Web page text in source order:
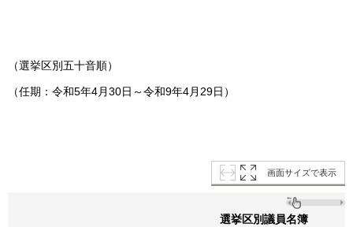
（選挙区別五十音順）
（任期：令和5年4月30日～令和9年4月29日）
画面サイズで表示
選挙区別議員名簿